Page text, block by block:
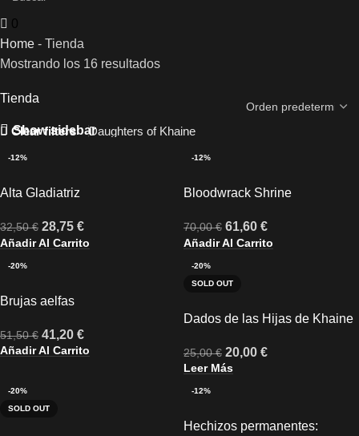
0
Home - Tienda
Mostrando los 16 resultados
Tienda
Show sidebar
Clear filters Daughters of Khaine
-12%
Alta Gladiatriz
32,50€ 28,75 €
Añadir Al Carrito
-12%
Bloodwrack Shrine
70,00€ 61,60 €
Añadir Al Carrito
-20%
Brujas aelfas
51,50€ 41,20 €
Añadir Al Carrito
-20%
SOLD OUT
Dados de las Hijas de Khaine
25,00€ 20,00 €
Leer Más
-20%
SOLD OUT
-12%
Hechizos permanentes: